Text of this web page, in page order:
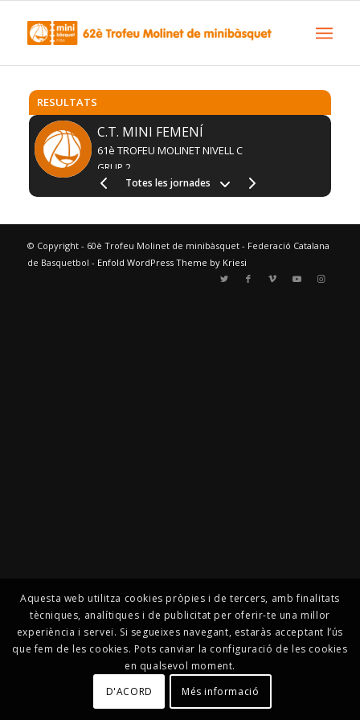
RESULTATS
C.T. MINI FEMENÍ
61è TROFEU MOLINET NIVELL C
GRUP 2
Totes les jornades
© Copyright - 60è Trofeu Molinet de minibàsquet - Federació Catalana
de Basquetbol - Enfold WordPress Theme by Kriesi
Aquesta web utilitza cookies pròpies i de tercers, amb finalitats
tècniques, analítiques i de publicitat per oferir-te una millor
experiència i servei. Si segueixes navegant, estaràs acceptant l’ús
que fem de les cookies. Pots canviar la configuració de les cookies
en qualsevol moment.
D'ACORD
Més informació